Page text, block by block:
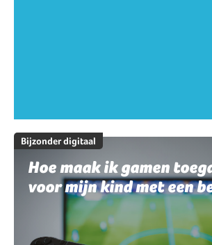
Bijzonder digitaal
Hoe maak ik gamen
voor mijn kind met een